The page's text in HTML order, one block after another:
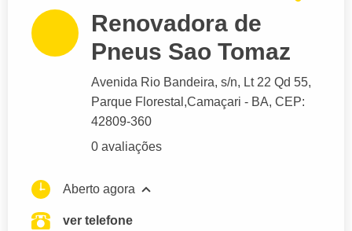
Renovadora de
Pneus Sao Tomaz
Avenida Rio Bandeira, s/n, Lt 22 Qd 55,
Parque Florestal,Camaçari - BA, CEP:
42809-360
0 avaliações
Aberto agora
ver telefone